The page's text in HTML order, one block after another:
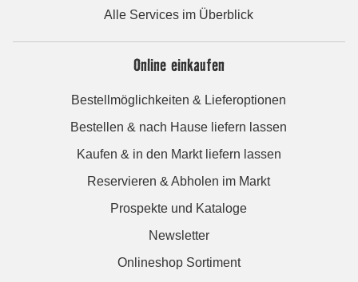
Alle Services im Überblick
Online einkaufen
Bestellmöglichkeiten & Lieferoptionen
Bestellen & nach Hause liefern lassen
Kaufen & in den Markt liefern lassen
Reservieren & Abholen im Markt
Prospekte und Kataloge
Newsletter
Onlineshop Sortiment